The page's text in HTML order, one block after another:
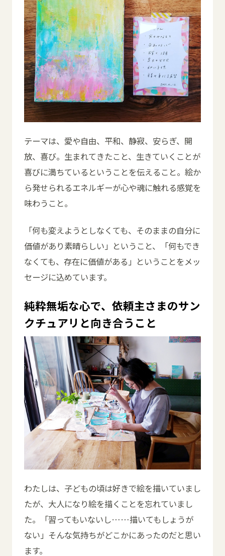
テーマは、愛や自由、平和、静寂、安らぎ、開
放、喜び。生まれてきたこと、生きていくことが
喜びに満ちているということを伝えること。絵か
ら発せられるエネルギーが心や魂に触れる感覚を
味わうこと。
「何も変えようとしなくても、そのままの自分に
価値があり素晴らしい」ということ、「何もでき
なくても、存在に価値がある」ということをメッ
セージに込めています。
純粋無垢な心で、依頼主さまのサン
クチュアリと向き合うこと
わたしは、子どもの頃は好きで絵を描いていまし
たが、大人になり絵を描くことを忘れていまし
た。「習ってもいないし……描いてもしょうが
ない」そんな気持ちがどこかにあったのだと思い
ます。